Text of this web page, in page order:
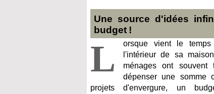
Une source d'idées
budget !
L
orsque vient le
l'intérieur de sa
ménages ont
dépenser une somme
projets d'envergure, un